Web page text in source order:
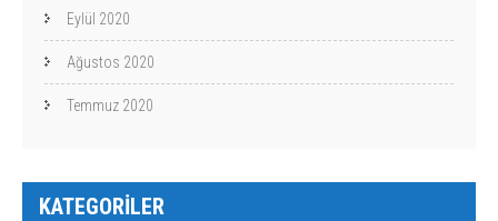
Eylül 2020
Ağustos 2020
Temmuz 2020
KATEGORILER